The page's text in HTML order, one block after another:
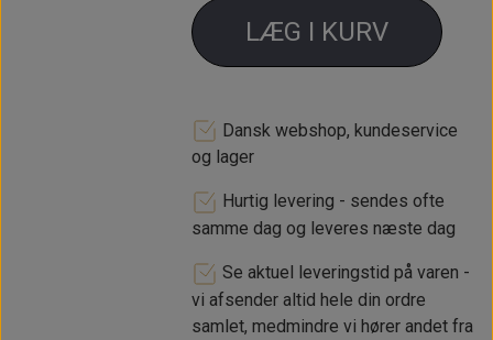
LÆG I KURV
Dansk webshop, kundeservice
og lager
Hurtig levering - sendes ofte
samme dag og leveres næste dag
Se aktuel leveringstid på varen -
vi afsender altid hele din ordre
samlet, medmindre vi hører andet fra